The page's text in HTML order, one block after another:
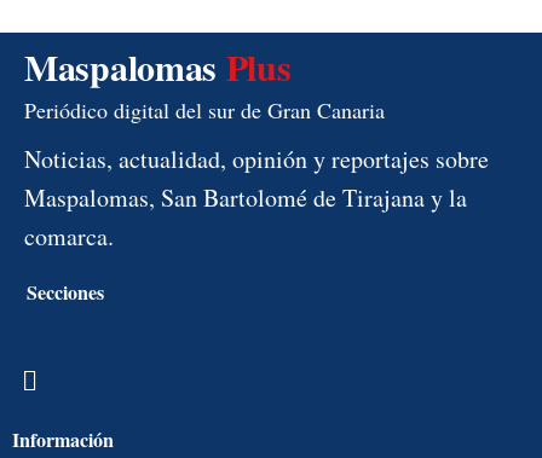
Maspalomas Plus
Periódico digital del sur de Gran Canaria
Noticias, actualidad, opinión y reportajes sobre
Maspalomas, San Bartolomé de Tirajana y la
comarca.
Secciones
Menú
Información